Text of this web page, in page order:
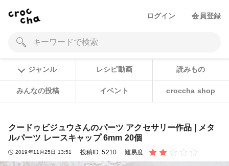
ログイン 会員登録
ジャンル レシピ動画 読みもの
みんなの投稿 イベント croccha shop
クードゥビジュウさんのパーツ アクセサリー作品 | メタ
ルパーツ レースキャップ 6mm 20個
2019年11月25日 13:51 投稿ID:5210 難易度